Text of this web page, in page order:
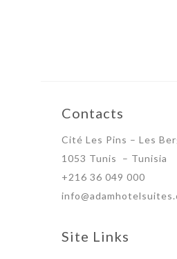
Contacts
Cité Les Pins – Les
1053 Tunis – Tunisia
+216 36 049 000
Site Links